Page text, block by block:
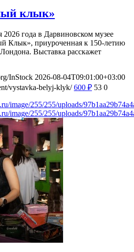
клык»
2026 года в Дарвиновском музее
Клык», приуроченная к 150-летию
Выставка расскажет
InStock 2026-08-04T09:01:00+03:00
vystavka-belyj-klyk/ 600 ₽ 53 0
image/255/255/uploads/
image/255/255/uploads/